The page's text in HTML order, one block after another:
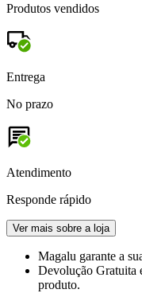
Produtos vendidos
Entrega
No prazo
Atendimento
Responde rápido
Ver mais sobre a loja
Magalu garante a
Devolução Gratuita
produto.